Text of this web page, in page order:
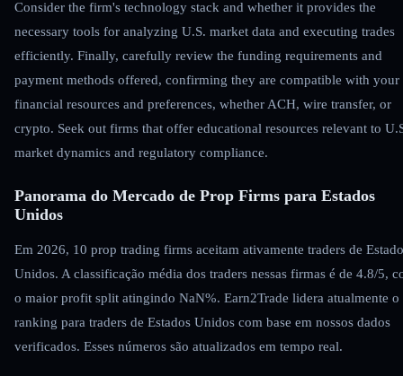
Consider the firm's technology stack and whether it provides the
necessary tools for analyzing U.S. market data and executing trades
efficiently. Finally, carefully review the funding requirements and
payment methods offered, confirming they are compatible with your
financial resources and preferences, whether ACH, wire transfer, or
crypto. Seek out firms that offer educational resources relevant to
market dynamics and regulatory compliance.
Panorama do Mercado de Prop Firms para Estados
Unidos
Em 2026, 10 prop trading firms aceitam ativamente traders de
Unidos. A classificação média dos traders nessas firmas é de 4.8/5,
o maior profit split atingindo NaN%. Earn2Trade lidera atualmente o
ranking para traders de Estados Unidos com base em nossos dados
verificados. Esses números são atualizados em tempo real.